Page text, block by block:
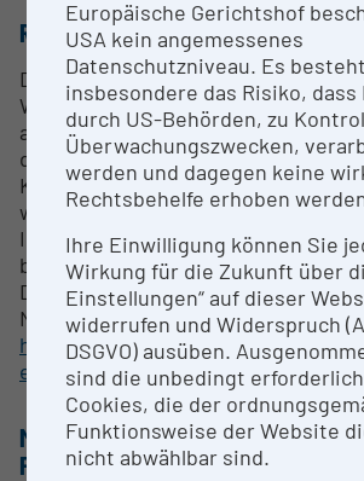
RESEARCH SERVICES
Das Röntgenzentrum der
Wien bietet die Durchführung von
an. Der Service wird vorzugsweise
der TU Wien angeboten. Im
Kooperationen innerhalb von
werden auch Messungen/
Institutionen außerhalb der TU
beschränktem Umfang können
Dritten angenommen werden.
Nutzungsbedingungen/
https://www.tuwien.at/forschung/
ebot-anfragen
METHODEN & EXPERTISE ZUR
FORSCHUNGSINFRASTRUKTUR
Europäische Gerichtshof
USA kein angemessenes
Datenschutzniveau. Es
insbesondere das Risiko, dass
durch US-Behörden, zu
Überwachungszwecken,
werden und dagegen keine
Rechtsbehelfe erhoben
Ihre Einwilligung können Sie
Wirkung für die Zukunft über
Einstellungen“ auf dieser
widerrufen und Widerspruch
DSGVO) ausüben.
sind die unbedingt
Cookies, die der
Funktionsweise der Website
nicht abwählbar sind.